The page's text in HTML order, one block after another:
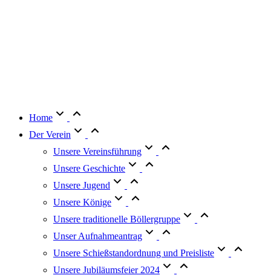
Home
Der Verein
Unsere Vereinsführung
Unsere Geschichte
Unsere Jugend
Unsere Könige
Unsere traditionelle Böllergruppe
Unser Aufnahmeantrag
Unsere Schießstandordnung und Preisliste
Unsere Jubiläumsfeier 2024